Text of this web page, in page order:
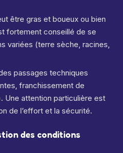
être gras et boueux ou bien
fortement conseillé de se
variées (terre sèche, racines,
passages techniques
franchissement de
Une attention particulière est
de l’effort et la sécurité.
des conditions